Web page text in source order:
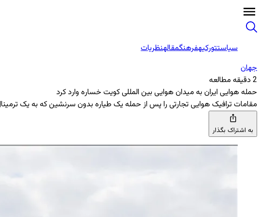
سیاستتورکیهفرهنگمقالهنظریات
جهان
2 دقیقه مطالعه
حمله هوایی ایران به میدان هوایی بین ‌المللی کویت خساره وارد کرد
مقامات ترافیک هوایی تجارتی را پس از حمله یک طیاره بدون سرنشین که به یک
به اشتراک بگذار